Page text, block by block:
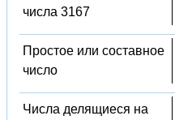
числа 3167
Простое или составное
число
Числа делящиеся на